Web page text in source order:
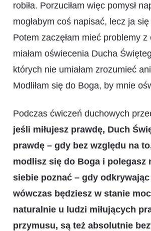
robiła. Porzuciłam więc pomysł
mogłabym coś napisać, lecz ja
Potem zaczęłam mieć problemy
miałam oświecenia Ducha
których nie umiałam zrozumieć
Modliłam się do Boga, by mnie
Podczas ćwiczeń duchowych
jeśli miłujesz prawdę, Duch
prawdę – gdy bez względu na
modlisz się do Boga i polegasz
siebie poznać – gdy
wówczas będziesz w stanie
naturalnie u ludzi miłujących
przymusu, są też absolutnie